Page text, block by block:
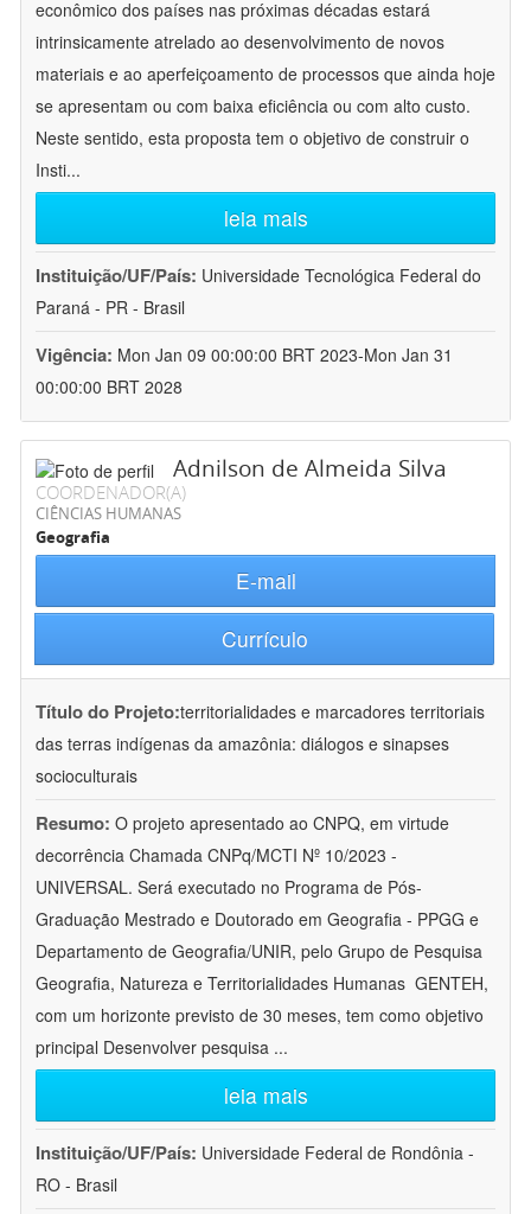
econômico dos países nas próximas décadas estará
intrinsicamente atrelado ao desenvolvimento de novos
materiais e ao aperfeiçoamento de processos que ainda hoje
se apresentam ou com baixa eficiência ou com alto custo.
Neste sentido, esta proposta tem o objetivo de construir o
Insti...
leia mais
Instituição/UF/País: Universidade Tecnológica Federal do
Paraná - PR - Brasil
Vigência: Mon Jan 09 00:00:00 BRT 2023-Mon Jan 31
00:00:00 BRT 2028
Adnilson de Almeida Silva
COORDENADOR(A)
CIÊNCIAS HUMANAS
Geografia
E-mail
Currículo
Título do Projeto:territorialidades e marcadores territoriais
das terras indígenas da amazônia: diálogos e sinapses
socioculturais
Resumo: O projeto apresentado ao CNPQ, em virtude
decorrência Chamada CNPq/MCTI Nº 10/2023 -
UNIVERSAL. Será executado no Programa de Pós-
Graduação Mestrado e Doutorado em Geografia - PPGG e
Departamento de Geografia/UNIR, pelo Grupo de Pesquisa
Geografia, Natureza e Territorialidades Humanas  GENTEH,
com um horizonte previsto de 30 meses, tem como objetivo
principal Desenvolver pesquisa ...
leia mais
Instituição/UF/País: Universidade Federal de Rondônia -
RO - Brasil